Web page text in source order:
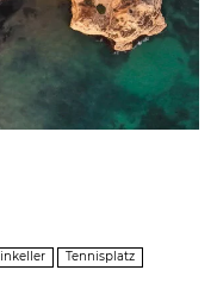
Tennisplatz